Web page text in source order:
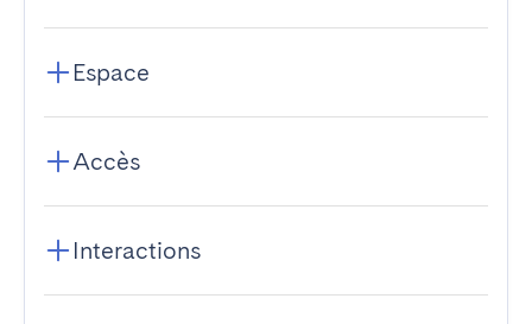
Espace
Accès
Interactions